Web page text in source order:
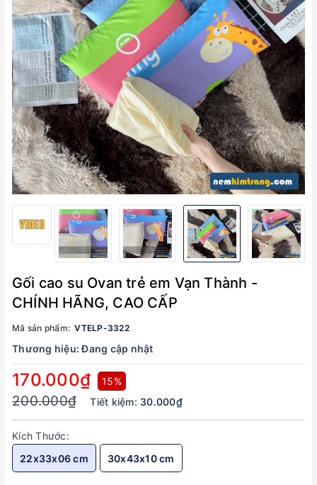
Gối cao su Ovan trẻ em Vạn Thành -
CHÍNH HÃNG, CAO CẤP
Mã sản phẩm: VTELP-3322
Thương hiệu:Đang cập nhật
170.000₫ 15%
200.000₫ Tiết kiệm: 30.000₫
Kích Thước:
22x33x06 cm
30x43x10 cm